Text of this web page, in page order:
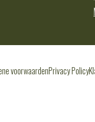
voorwaardenPrivacy Policy